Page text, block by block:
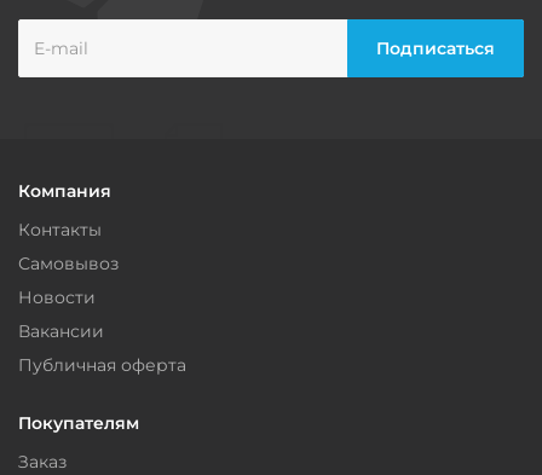
Компания
Контакты
Самовывоз
Новости
Вакансии
Публичная оферта
Покупателям
Заказ